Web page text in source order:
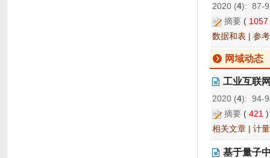
2020 (4): 87-
摘要 ( 1057
数据和表 | 参
网域动态
工业互联
2020 (4): 94-
摘要 ( 421
相关文章 | 计
基于量子